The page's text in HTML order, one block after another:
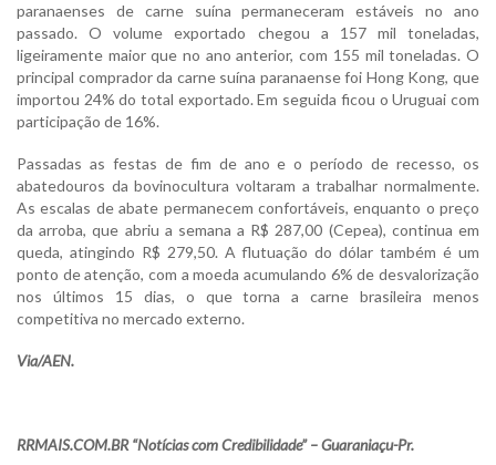
paranaenses de carne suína permaneceram estáveis no ano
passado. O volume exportado chegou a 157 mil toneladas,
ligeiramente maior que no ano anterior, com 155 mil toneladas. O
principal comprador da carne suína paranaense foi Hong Kong, que
importou 24% do total exportado. Em seguida ficou o Uruguai com
participação de 16%.
Passadas as festas de fim de ano e o período de recesso, os
abatedouros da bovinocultura voltaram a trabalhar normalmente.
As escalas de abate permanecem confortáveis, enquanto o preço
da arroba, que abriu a semana a R$ 287,00 (Cepea), continua em
queda, atingindo R$ 279,50. A flutuação do dólar também é um
ponto de atenção, com a moeda acumulando 6% de desvalorização
nos últimos 15 dias, o que torna a carne brasileira menos
competitiva no mercado externo.
Via/AEN.
RRMAIS.COM.BR “Notícias com Credibilidade” – Guaraniaçu-Pr.